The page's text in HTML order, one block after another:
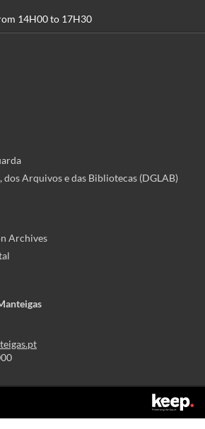
14H00 to 17H30
Arquivos e das Bibliotecas (DGLAB)
Archives